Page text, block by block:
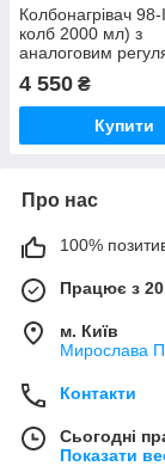
Колбонагрівач
колб 2000 мл) з
аналоговим
4 550 ₴
Купити
Про нас
100%
Працює з
м. Київ
Мирослава
Контакти
Сьогодні
Показати